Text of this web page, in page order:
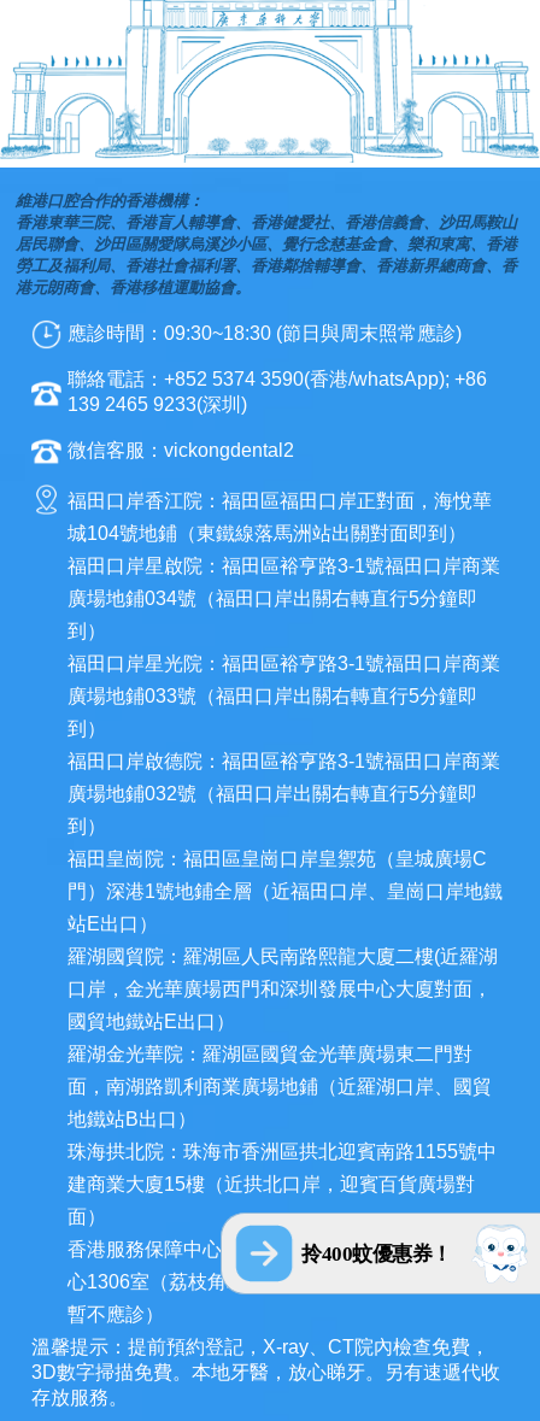
拎400蚊優惠券！
維港口腔合作的香港機構：
香港東華三院、香港盲人輔導會、香港健愛社、香港信義會、沙田馬鞍山
居民聯會、沙田區關愛隊烏溪沙小區、覺行念慈基金會、樂和東寓、香港
勞工及福利局、香港社會福利署、香港鄰捨輔導會、香港新界總商會、香
港元朗商會、香港移植運動協會。
應診時間：09:30~18:30 (節日與周末照常應診)
聯絡電話：+852 5374 3590(香港/whatsApp); +86
139 2465 9233(深圳)
微信客服：vickongdental2
福田口岸香江院：福田區福田口岸正對面，海悅華
城104號地鋪（東鐵線落馬洲站出關對面即到）
福田口岸星啟院：福田區裕亨路3-1號福田口岸商業
廣場地鋪034號（福田口岸出關右轉直行5分鐘即
到）
福田口岸星光院：福田區裕亨路3-1號福田口岸商業
廣場地鋪033號（福田口岸出關右轉直行5分鐘即
到）
福田口岸啟德院：福田區裕亨路3-1號福田口岸商業
廣場地鋪032號（福田口岸出關右轉直行5分鐘即
到）
福田皇崗院：福田區皇崗口岸皇禦苑（皇城廣場C
門）深港1號地鋪全層（近福田口岸、皇崗口岸地鐵
站E出口）
羅湖國貿院：羅湖區人民南路熙龍大廈二樓(近羅湖
口岸，金光華廣場西門和深圳發展中心大廈對面，
國貿地鐵站E出口）
羅湖金光華院：羅湖區國貿金光華廣場東二門對
面，南湖路凱利商業廣場地鋪（近羅湖口岸、國貿
地鐵站B出口）
珠海拱北院：珠海市香洲區拱北迎賓南路1155號中
建商業大廈15樓（近拱北口岸，迎賓百貨廣場對
面）
香港服務保障中心：九龍荔枝角長裕街11號定豐中
心1306室（荔枝角地鐵站A出口3分鐘，香港辦公室
暫不應診）
溫馨提示：提前預約登記，X-ray、CT院內檢查免費，
3D數字掃描免費。本地牙醫，放心睇牙。另有速遞代收
存放服務。